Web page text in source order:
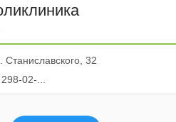
Станиславского, 32
02-...